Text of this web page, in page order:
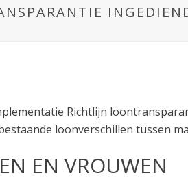
Richtlijn
loonverschillen tussen
EN VROUWEN